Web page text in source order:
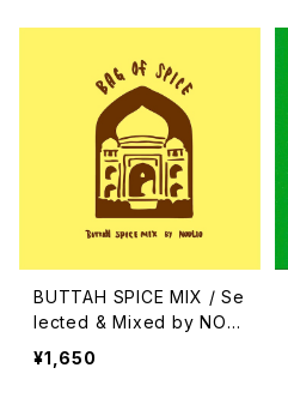
BUTTAH SPICE MIX / Se
lected & Mixed by NOO
LIO
¥1,650